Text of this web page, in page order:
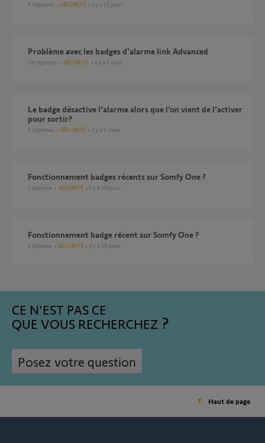
9 réponses SÉCURITÉ il y a 15 jours
Problème avec les badges d'alarme link Advanced
18 réponses SÉCURITÉ il y a 6 mois
Le badge désactive l’alarme alors que l’on vient de l’activer
pour sortir?
5 réponses SÉCURITÉ il y a 6 mois
Fonctionnement badges récents sur Somfy One ?
1 réponse SÉCURITÉ il y a 19 jours
Fonctionnement badge récent sur Somfy One ?
1 réponse SÉCURITÉ il y a 19 jours
CE N'EST PAS CE
QUE VOUS RECHERCHEZ
Posez votre question
Haut de page